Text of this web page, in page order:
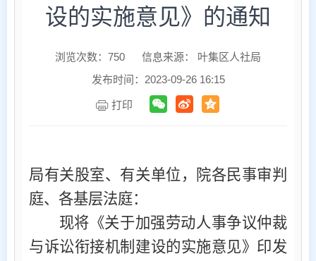
设的实施意见》的通知
浏览次数： 750
信息来源： 叶集区人社局
发布时间：2023-09-26 16:15
打印
局有关股室、有关单位，院各民事审判
庭、各基层法庭：
现将《关于加强劳动人事争议仲裁
与诉讼衔接机制建设的实施意见》印发